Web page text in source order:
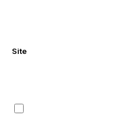
Site